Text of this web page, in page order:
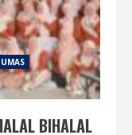
BIHALAL